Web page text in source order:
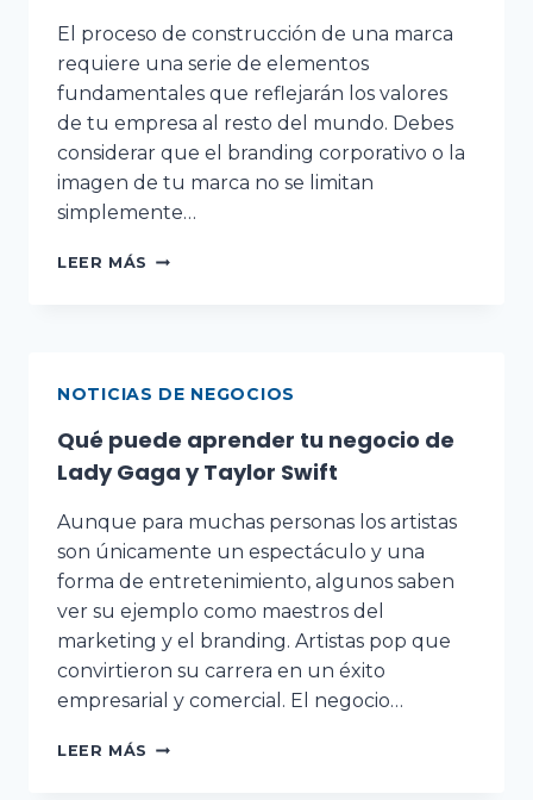
El proceso de construcción de una marca
requiere una serie de elementos
fundamentales que reflejarán los valores
de tu empresa al resto del mundo. Debes
considerar que el branding corporativo o la
imagen de tu marca no se limitan
simplemente…
LEER MÁS
NOTICIAS DE NEGOCIOS
Qué puede aprender tu negocio de
Lady Gaga y Taylor Swift
Aunque para muchas personas los artistas
son únicamente un espectáculo y una
forma de entretenimiento, algunos saben
ver su ejemplo como maestros del
marketing y el branding. Artistas pop que
convirtieron su carrera en un éxito
empresarial y comercial. El negocio…
LEER MÁS